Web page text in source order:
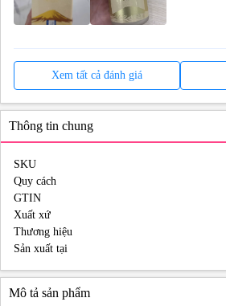
Xem tất cả đánh giá
Thông tin chung
SKU
Quy cách
GTIN
Xuất xứ
Thương hiệu
Sản xuất tại
Mô tả sản phẩm